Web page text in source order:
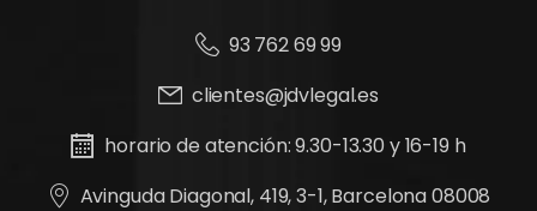
93 762 69 99
clientes@jdvlegal.es
horario de atención: 9.30-13.30 y 16-19 h
Avinguda Diagonal, 419, 3-1, Barcelona 08008